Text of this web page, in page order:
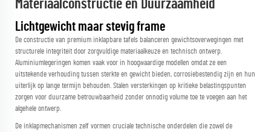
Materiaalconstructie en Duurzaamheid
Lichtgewicht maar stevig frame
De constructie van premium inklapbare tafels balanceren gewichtsoverwegingen met
structurele integriteit door zorgvuldige materiaalkeuze en technisch ontwerp.
Aluminiumlegeringen komen vaak voor in hoogwaardige modellen omdat ze een
uitstekende verhouding tussen sterkte en gewicht bieden, corrosiebestendig zijn en hun
uiterlijk op lange termijn behouden. Stalen versterkingen op kritieke belastingspunten
zorgen voor duurzame betrouwbaarheid zonder onnodig volume toe te voegen aan het
algehele ontwerp.
De inklapmechanismen zelf vormen cruciale technische onderdelen die zowel de